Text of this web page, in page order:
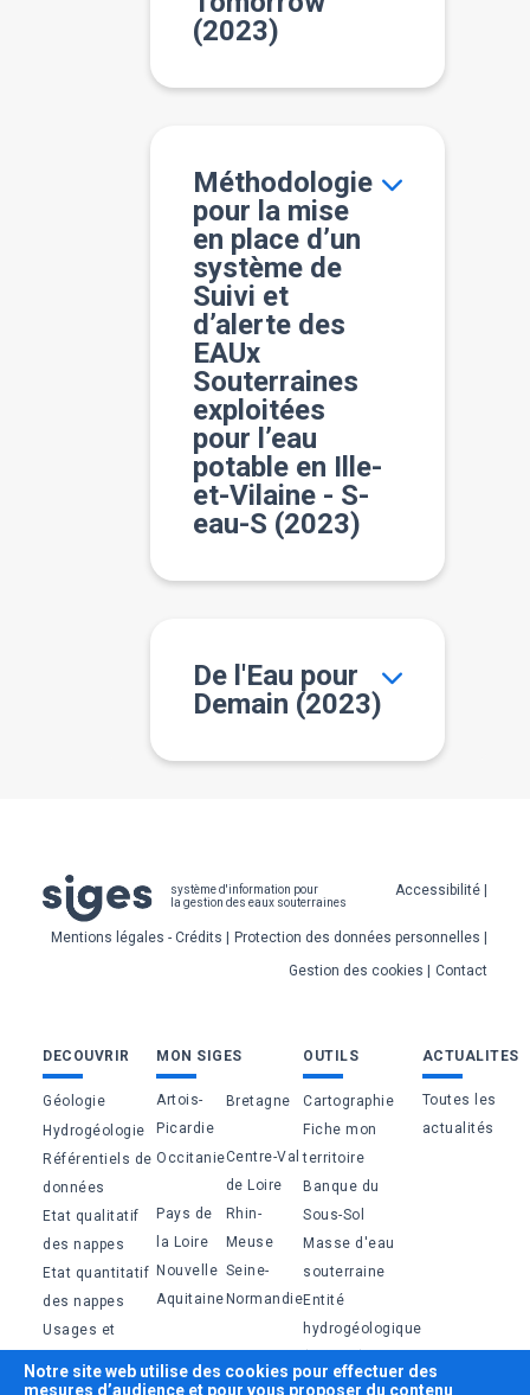
(2023)
Méthodologie
pour la mise
en place d’un
système de
Suivi et
d’alerte des
EAUx
Souterraines
exploitées
pour l’eau
potable en Ille-
et-Vilaine - S-
eau-S (2023)
De l'Eau pour
Demain (2023)
système d'information pour
la gestion des eaux souterraines
Pied
de
page
Accessibilité
Mentions légales - Crédits
Protection des données personnelles
Gestion des cookies
Contact
Bas
de
page
DECOUVRIR
Géologie
Hydrogéologie
Référentiels de
données
Etat qualitatif
des nappes
Etat quantitatif
des nappes
Usages et
Réglementation
MON SIGES
Artois-
Picardie
Bretagne
OccitanieCentre-Val
de Loire
Pays de
la Loire
Rhin-
Meuse
Nouvelle
Aquitaine
Seine-
Normandie
OUTILS
Cartographie
Fiche mon
territoire
Banque du
Sous-Sol
Masse d'eau
souterraine
Entité
hydrogéologique
Aquifère
ACTUALITES
Toutes les
actualités
Notre site web utilise des cookies pour effectuer des
mesures d’audience et pour vous proposer du contenu